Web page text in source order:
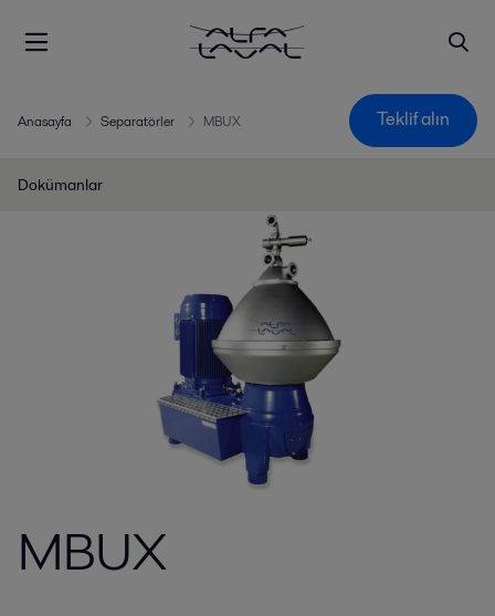
Anasayfa Separatörler MBUX Teklif alın
Dokümanlar
MBUX